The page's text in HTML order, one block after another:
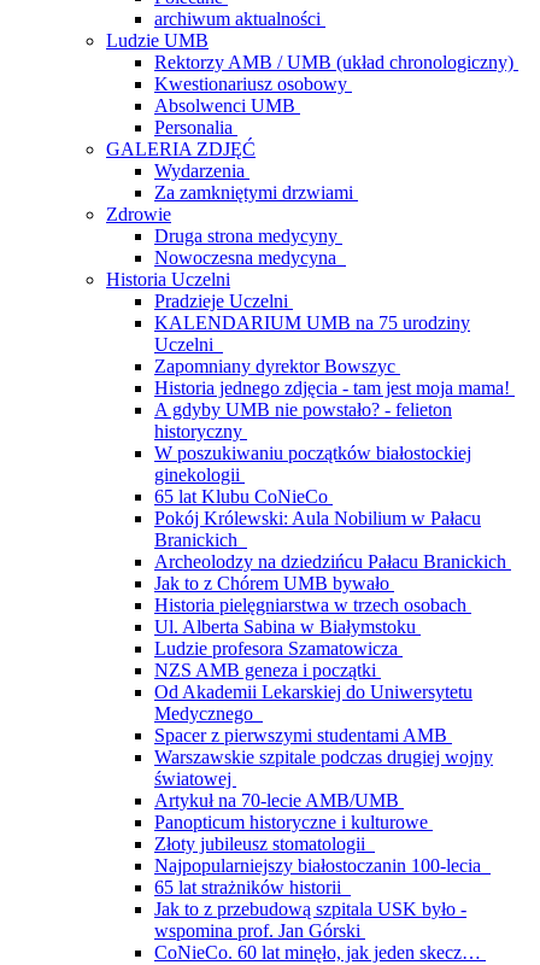
archiwum aktualności
Ludzie UMB
Rektorzy AMB / UMB (układ chronologiczny)
Kwestionariusz osobowy
Absolwenci UMB
Personalia
GALERIA ZDJĘĆ
Wydarzenia
Za zamkniętymi drzwiami
Zdrowie
Druga strona medycyny
Nowoczesna medycyna
Historia Uczelni
Pradzieje Uczelni
KALENDARIUM UMB na 75 urodziny
Uczelni
Zapomniany dyrektor Bowszyc
Historia jednego zdjęcia - tam jest moja mama!
A gdyby UMB nie powstało? - felieton
historyczny
W poszukiwaniu początków białostockiej
ginekologii
65 lat Klubu CoNieCo
Pokój Królewski: Aula Nobilium w Pałacu
Branickich
Archeolodzy na dziedzińcu Pałacu Branickich
Jak to z Chórem UMB bywało
Historia pielęgniarstwa w trzech osobach
Ul. Alberta Sabina w Białymstoku
Ludzie profesora Szamatowicza
NZS AMB geneza i początki
Od Akademii Lekarskiej do Uniwersytetu
Medycznego
Spacer z pierwszymi studentami AMB
Warszawskie szpitale podczas drugiej wojny
światowej
Artykuł na 70-lecie AMB/UMB
Panopticum historyczne i kulturowe
Złoty jubileusz stomatologii
Najpopularniejszy białostoczanin 100-lecia
65 lat strażników historii
Jak to z przebudową szpitala USK było -
wspomina prof. Jan Górski
CoNieCo. 60 lat minęło, jak jeden skecz…